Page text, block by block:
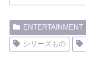
ENTERTAINMENT
シリーズもの